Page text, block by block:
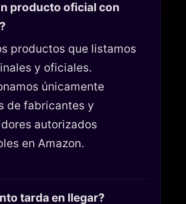
producto oficial con
productos que listamos
y oficiales.
únicamente
de fabricantes y
autorizados
en Amazon.
tarda en llegar?